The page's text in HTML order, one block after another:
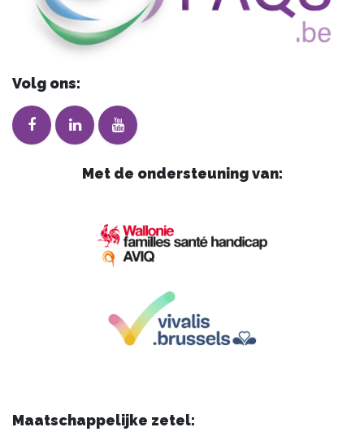
Volg ons:
Met de ondersteuning van:
Maatschappelijke zetel: